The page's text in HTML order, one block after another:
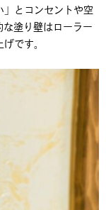
とコンセントや空
塗り壁はローラー
です。